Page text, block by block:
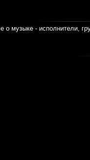
о музыке - исполнители,